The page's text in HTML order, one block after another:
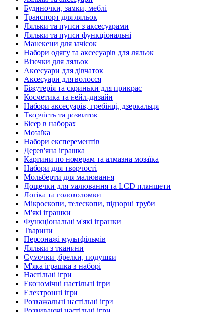
Будиночки, замки, меблі
Транспорт для ляльок
Ляльки та пупси з аксесуарами
Ляльки та пупси функціональні
Манекени для зачісок
Набори одягу та аксесуарів для ляльок
Візочки для ляльок
Аксесуари для дівчаток
Аксесуари для волосся
Біжутерія та скриньки для прикрас
Косметика та нейл-дизайн
Набори аксесуарів, гребінці, дзеркальця
Творчість та розвиток
Бісер в наборах
Мозаїка
Набори експерементів
Дерев'яна іграшка
Картини по номерам та алмазна мозаїка
Набори для творчості
Мольберти для малювання
Дощечки для малювання та LCD планшети
Логіка та головоломки
Мікроскопи, телескопи, підзорні труби
М'які іграшки
Функціональні м'які іграшки
Тварини
Персонажі мультфільмів
Ляльки з тканини
Сумочки ,брелки, подушки
М'яка іграшка в наборі
Настільні ігри
Економічні настільні ігри
Електронні ігри
Розважальні настільні ігри
Розвиваючі настільні ігри